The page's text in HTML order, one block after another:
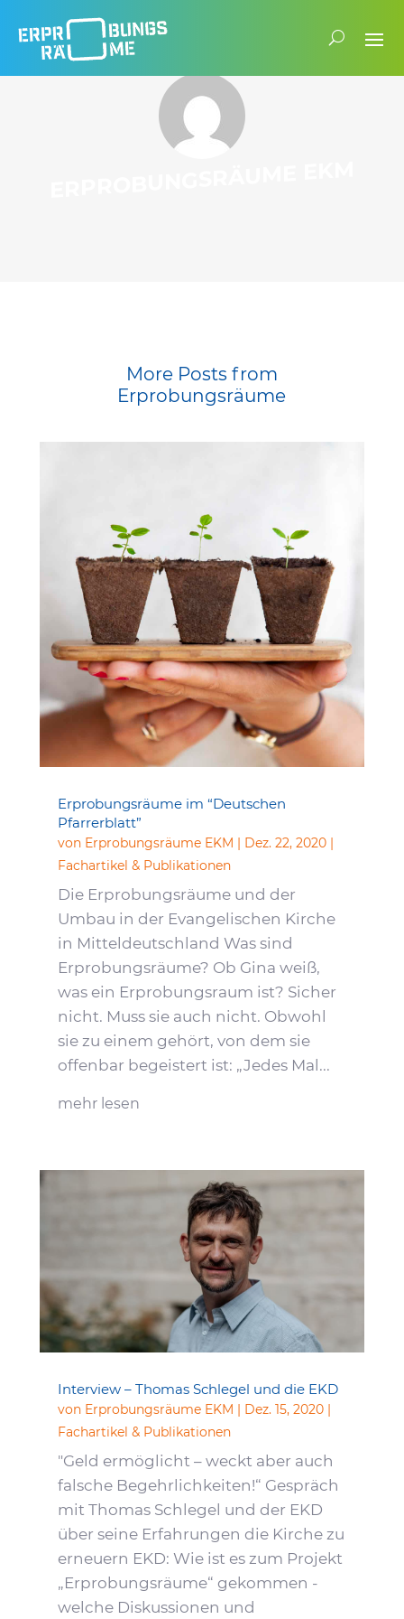
More Posts from
Erprobungsräume
Erpro­bungs­räume im “Deut­schen
Pfarrerblatt”
von Erprobungsräume EKM Dez. 22, 2020|
Fachartikel & Publikationen
Die Erprobungsräume und der
Umbau in der Evangelischen Kirche
in Mitteldeutschland Was sind
Erprobungsräume? Ob Gina weiß,
was ein Erprobungsraum ist? Sicher
nicht. Muss sie auch nicht. Obwohl
sie zu einem gehört, von dem sie
offenbar begeistert ist: „Jedes Mal...
mehr lesen
Inter­view – Thomas Schlegel und die EKD
von Erprobungsräume EKM Dez. 15, 2020|
Fachartikel & Publikationen
"Geld ermöglicht – weckt aber auch
falsche Begehrlichkeiten!“ Gespräch
mit Thomas Schlegel und der EKD
über seine Erfahrungen die Kirche zu
erneuern EKD: Wie ist es zum Projekt
„Erprobungsräume“ gekommen -
welche Diskussionen und